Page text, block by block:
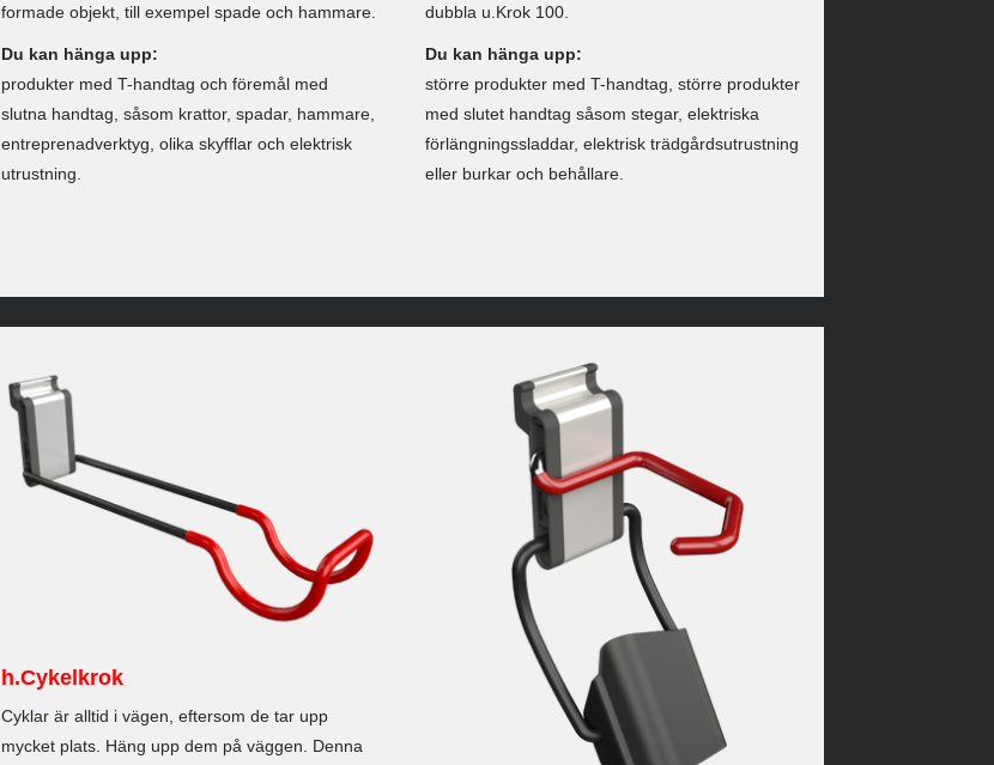
formade objekt, till exempel spade och hammare.
Du kan hänga upp:
produkter med T-handtag och föremål med
slutna handtag, såsom krattor, spadar, hammare,
entreprenadverktyg, olika skyfflar och elektrisk
utrustning.
dubbla u.Krok 100.
Du kan hänga upp:
större produkter med T-handtag, större produkter
med slutet handtag såsom stegar, elektriska
förlängningssladdar, elektrisk trädgårdsutrustning
eller burkar och behållare.
h.Cykelkrok
Cyklar är alltid i vägen, eftersom de tar upp
mycket plats. Häng upp dem på väggen. Denna